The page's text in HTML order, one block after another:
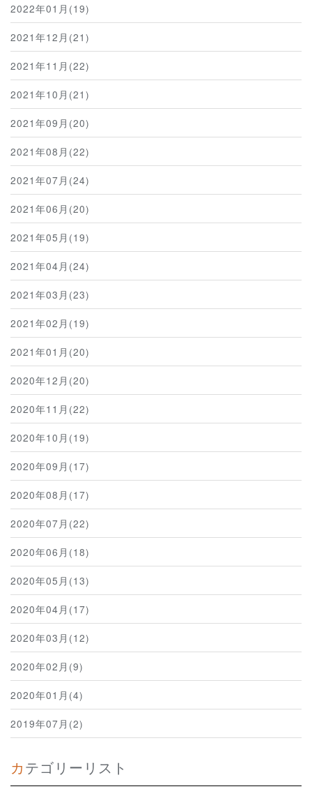
2022年01月(19)
2021年12月(21)
2021年11月(22)
2021年10月(21)
2021年09月(20)
2021年08月(22)
2021年07月(24)
2021年06月(20)
2021年05月(19)
2021年04月(24)
2021年03月(23)
2021年02月(19)
2021年01月(20)
2020年12月(20)
2020年11月(22)
2020年10月(19)
2020年09月(17)
2020年08月(17)
2020年07月(22)
2020年06月(18)
2020年05月(13)
2020年04月(17)
2020年03月(12)
2020年02月(9)
2020年01月(4)
2019年07月(2)
カテゴリーリスト